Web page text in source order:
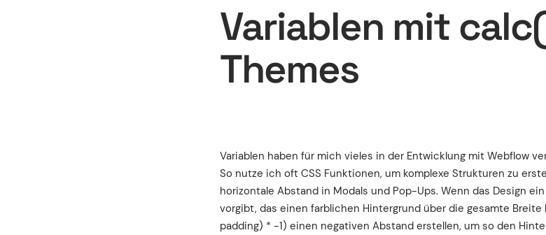
Variablen mit
Themes
Variablen haben für mich vieles in der Entwicklung mit Webflow
So nutze ich oft CSS Funktionen, um komplexe Strukturen zu
horizontale Abstand in Modals und Pop-Ups. Wenn das Design
vorgibt, das einen farblichen Hintergrund über die gesamte
padding) * -1) einen negativen Abstand erstellen, um so den